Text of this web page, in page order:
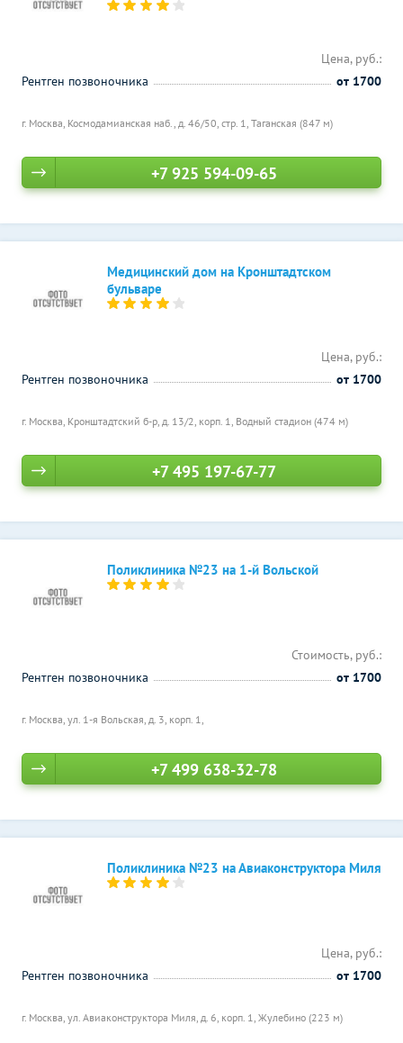
г. Москва, Космодамианская наб., д. 46/50, стр. 1, Таганская (847 м)
Цена, руб.:
Рентген позвоночника
от 1700
+7 925 594-09-65
Медицинский дом на Кронштадтском
бульваре
г. Москва, Кронштадтский б-р, д. 13/2, корп. 1, Водный стадион (474 м)
Цена, руб.:
Рентген позвоночника
от 1700
+7 495 197-67-77
Поликлиника №23 на 1-й Вольской
г. Москва, ул. 1-я Вольская, д. 3, корп. 1,
Стоимость, руб.:
Рентген позвоночника
от 1700
+7 499 638-32-78
Поликлиника №23 на Авиаконструктора Миля
г. Москва, ул. Авиаконструктора Миля, д. 6, корп. 1, Жулебино (223 м)
Цена, руб.:
Рентген позвоночника
от 1700